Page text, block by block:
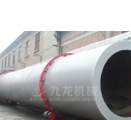
转筒烘干机